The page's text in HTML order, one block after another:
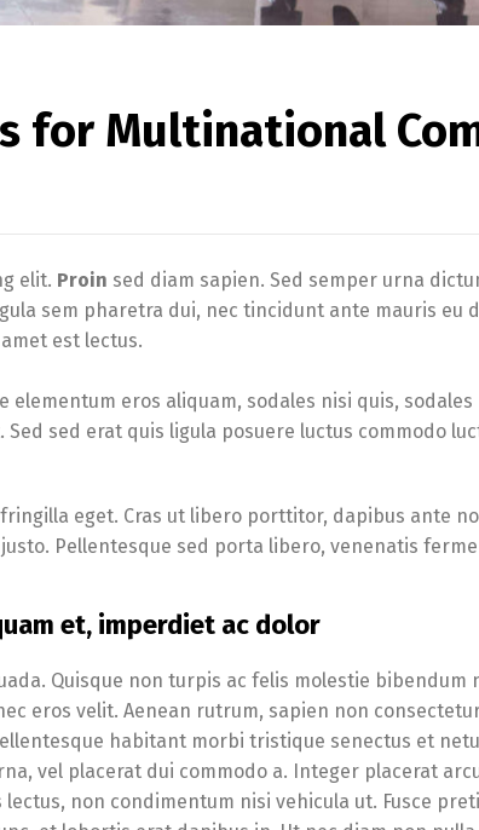
for Multinational
elit. Proin sed diam sapien. Sed semper urna
sem pharetra dui, nec tincidunt ante mauris eu
est lectus.
elementum eros aliquam, sodales nisi quis,
sed erat quis ligula posuere luctus commodo
eget. Cras ut libero porttitor, dapibus ante
Pellentesque sed porta libero, venenatis
et, imperdiet ac dolor
Quisque non turpis ac felis molestie bibendum
eros velit. Aenean rutrum, sapien non
habitant morbi tristique senectus et
vel placerat dui commodo a. Integer placerat
non condimentum nisi vehicula ut. Fusce